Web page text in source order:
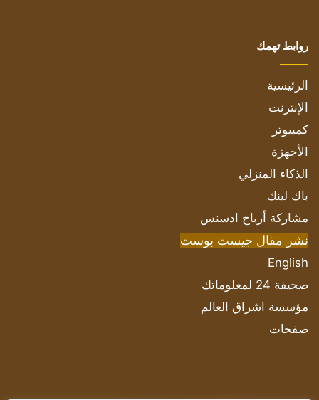
روابط تهمك
الرئيسية
الإنترنت
كمبيوتر
الأجهزة
الذكاء المنزلي
باك لينك
مشاركة أرباح ادسنس
نشر مقال جيست بوست
English
صحيفة 24 لمعلوماتك
مؤسسة اشراق العالم
صفحات